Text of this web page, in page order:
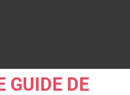
GUIDE DE